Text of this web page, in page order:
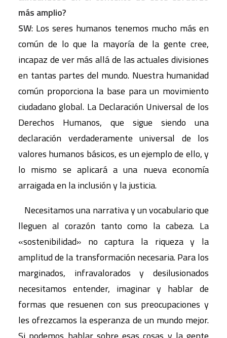
más amplio?
SW: Los seres humanos tenemos mucho más en
común de lo que la mayoría de la gente cree,
incapaz de ver más allá de las actuales divisiones
en tantas partes del mundo. Nuestra humanidad
común proporciona la base para un movimiento
ciudadano global. La Declaración Universal de los
Derechos Humanos, que sigue siendo una
declaración verdaderamente universal de los
valores humanos básicos, es un ejemplo de ello, y
lo mismo se aplicará a una nueva economía
arraigada en la inclusión y la justicia.
Necesitamos una narrativa y un vocabulario que
lleguen al corazón tanto como la cabeza. La
«sostenibilidad» no captura la riqueza y la
amplitud de la transformación necesaria. Para los
marginados, infravalorados y desilusionados
necesitamos entender, imaginar y hablar de
formas que resuenen con sus preocupaciones y
les ofrezcamos la esperanza de un mundo mejor.